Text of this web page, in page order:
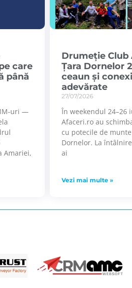
care
până
uri —
Amariei,
Drumeție Club
Țara Dornelor
ceaun și
adevărate
27/07/2026
În weekendul 24–26
Afaceri.ro au
cu potecile de
Dornelor. La
ai
Vezi mai multe »